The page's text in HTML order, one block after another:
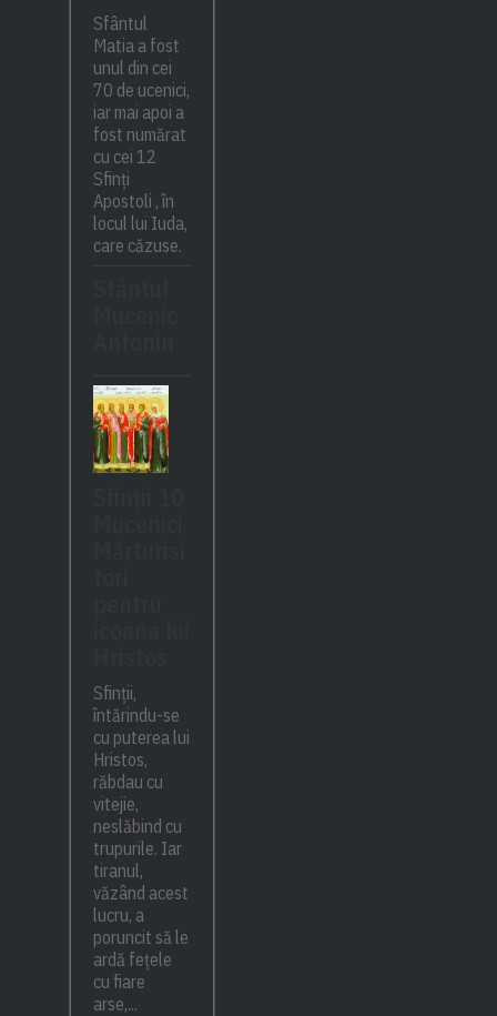
Sfântul
Matia a fost
unul din cei
70 de ucenici,
iar mai apoi a
fost numărat
cu cei 12
Sfinți
Apostoli , în
locul lui Iuda,
care căzuse.
Sfinții,
întărindu-se
cu puterea lui
Hristos,
răbdau cu
vitejie,
neslăbind cu
trupurile. Iar
tiranul,
văzând acest
lucru, a
poruncit să le
ardă fețele
cu fiare
arse,...